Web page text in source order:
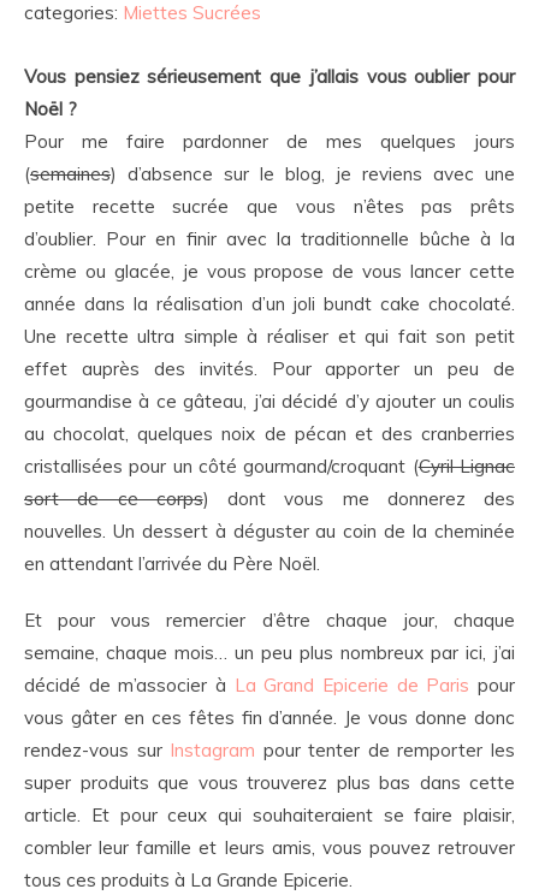
categories: Miettes Sucrées
Vous pensiez sérieusement que j’allais vous oublier pour
Noël ?
Pour me faire pardonner de mes quelques jours
(semaines) d’absence sur le blog, je reviens avec une
petite recette sucrée que vous n’êtes pas prêts
d’oublier. Pour en finir avec la traditionnelle bûche à la
crème ou glacée, je vous propose de vous lancer cette
année dans la réalisation d’un joli bundt cake chocolaté.
Une recette ultra simple à réaliser et qui fait son petit
effet auprès des invités. Pour apporter un peu de
gourmandise à ce gâteau, j’ai décidé d’y ajouter un coulis
au chocolat, quelques noix de pécan et des cranberries
cristallisées pour un côté gourmand/croquant (Cyril Lignac
sort de ce corps) dont vous me donnerez des
nouvelles. Un dessert à déguster au coin de la cheminée
en attendant l’arrivée du Père Noël.
Et pour vous remercier d’être chaque jour, chaque
semaine, chaque mois… un peu plus nombreux par ici, j’ai
décidé de m’associer à La Grand Epicerie de Paris pour
vous gâter en ces fêtes fin d’année. Je vous donne donc
rendez-vous sur Instagram pour tenter de remporter les
super produits que vous trouverez plus bas dans cette
article. Et pour ceux qui souhaiteraient se faire plaisir,
combler leur famille et leurs amis, vous pouvez retrouver
tous ces produits à La Grande Epicerie.